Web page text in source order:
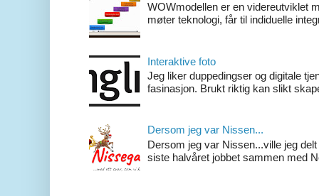
WOWmodellen er en videreutviklet
møter teknologi, får til indiduelle
Interaktive foto
Jeg liker duppedingser og digitale
fasinasjon. Brukt riktig kan slikt
Dersom jeg var Nissen...
Dersom jeg var Nissen...ville jeg
siste halvåret jobbet sammen med